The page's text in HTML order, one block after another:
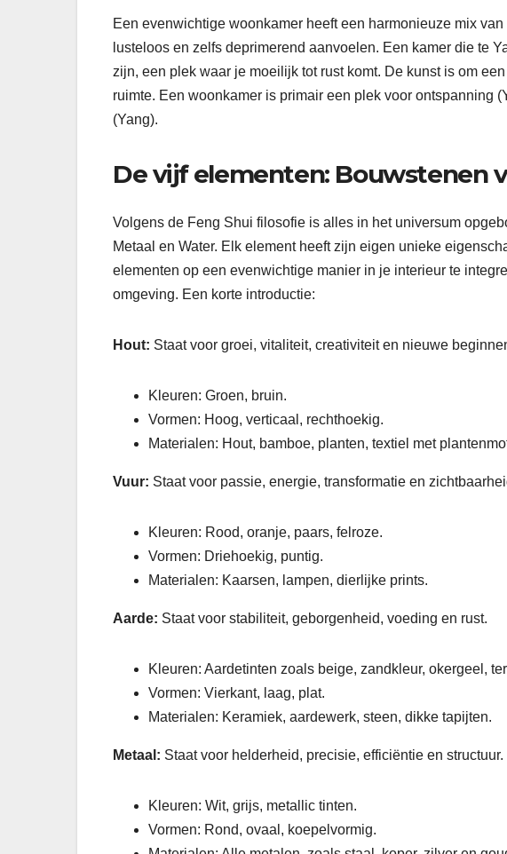
Een evenwichtige woonkamer heeft een harmonieuze mix
lusteloos en zelfs deprimerend aanvoelen. Een kamer die te
zijn, een plek waar je moeilijk tot rust komt. De kunst is om
ruimte. Een woonkamer is primair een plek voor ontspanning
(Yang).
De vijf elementen: Bouwstenen
Volgens de Feng Shui filosofie is alles in het universum
Metaal en Water. Elk element heeft zijn eigen unieke
elementen op een evenwichtige manier in je interieur te
omgeving. Een korte introductie:
Hout: Staat voor groei, vitaliteit, creativiteit en nieuwe
Kleuren: Groen, bruin.
Vormen: Hoog, verticaal, rechthoekig.
Materialen: Hout, bamboe, planten, textiel met
Vuur: Staat voor passie, energie, transformatie en
Kleuren: Rood, oranje, paars, felroze.
Vormen: Driehoekig, puntig.
Materialen: Kaarsen, lampen, dierlijke prints.
Aarde: Staat voor stabiliteit, geborgenheid, voeding en rust.
Kleuren: Aardetinten zoals beige, zandkleur, okergeel,
Vormen: Vierkant, laag, plat.
Materialen: Keramiek, aardewerk, steen, dikke tapijten.
Metaal: Staat voor helderheid, precisie, efficiëntie en structuur.
Kleuren: Wit, grijs, metallic tinten.
Vormen: Rond, ovaal, koepelvormig.